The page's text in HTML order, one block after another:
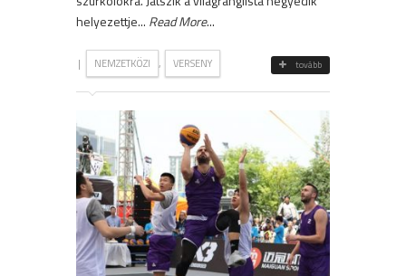
helyezettje... Read More...
| NEMZETKÖZI , VERSENY tovább